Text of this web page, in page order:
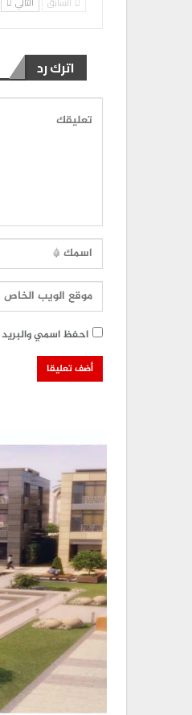
اترك رد
احفظ اسمي والبريد